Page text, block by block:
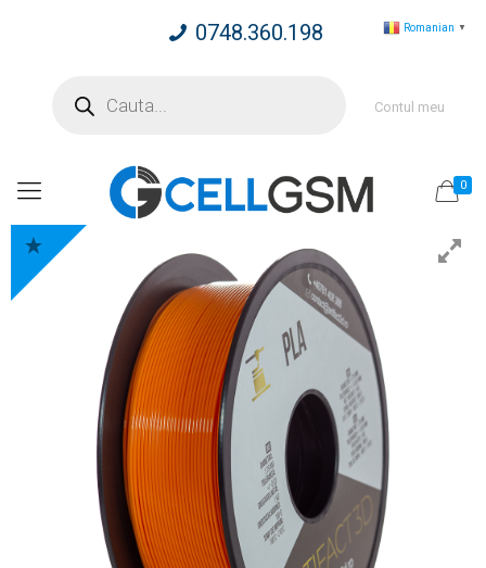
0748.360.198
search
Contul meu
0
Romanian ▼